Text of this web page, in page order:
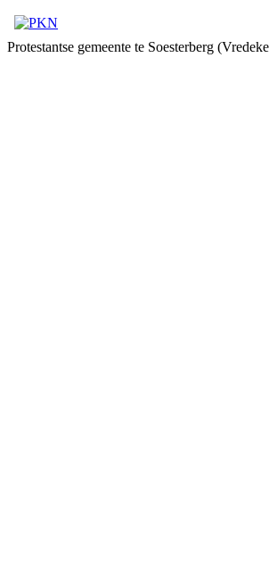
Protestantse gemeente te Soesterberg